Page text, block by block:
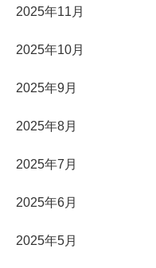
2025年11月
2025年10月
2025年9月
2025年8月
2025年7月
2025年6月
2025年5月